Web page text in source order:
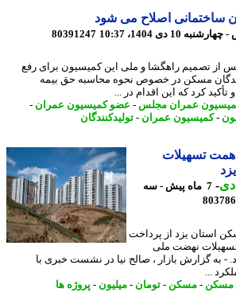
اصلاح می شود
80391247
راهگشا و ملی این کمیسیون برای رفع
مسکن در خصوص نحوه محاسبه حق بیمه
کرد که این اقدام در ...
عمران مجلس-عضو کمیسیون عمران-
کمیسیون عمران- تولیدکنندگان
4 همت تسهیلات
7 ماه پیش - سه
یزد از پرداخت
نهضت ملی
گزارش بازار ، صالح نیا در نشست خبری با
...
-مسکن-تومان-میلیون-پروژه ها